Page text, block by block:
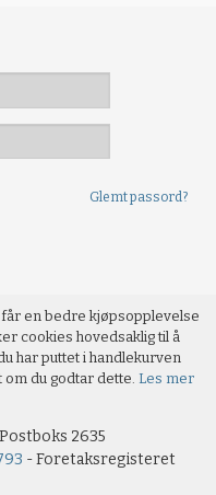
Glemt passord?
en bedre kjøpsopplevelse
cookies hovedsaklig til å
har puttet i handlekurven
om du godtar dette.Les mer
2635
- Foretaksregisteret